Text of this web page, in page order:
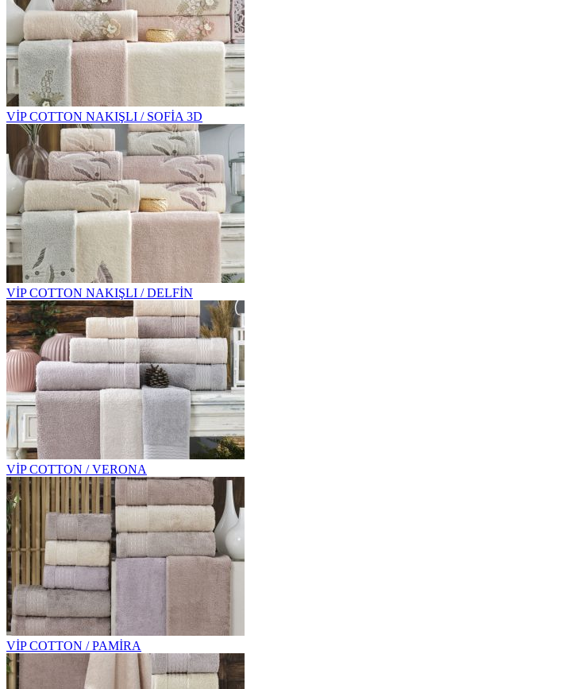
VİP COTTON NAKIŞLI / SOFİA 3D
VİP COTTON NAKIŞLI / DELFİN
VİP COTTON / VERONA
VİP COTTON / PAMİRA